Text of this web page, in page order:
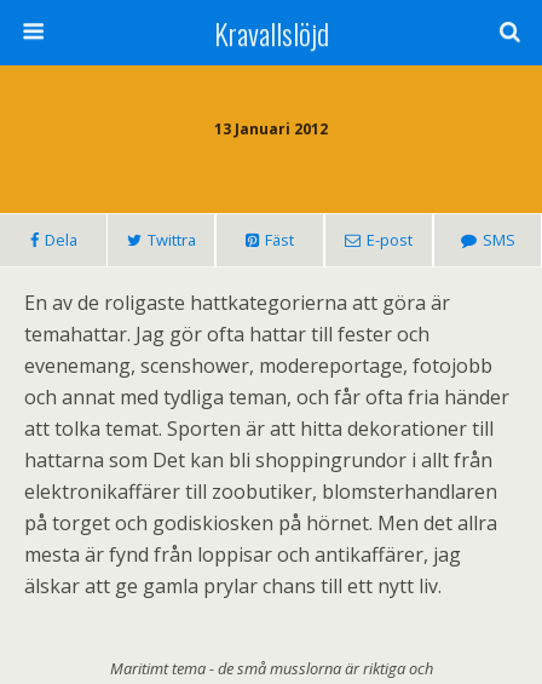
Kravallslöjd
13 Januari 2012
Dela Twittra Fäst E-post SMS
En av de roligaste hattkategorierna att göra är
temahattar. Jag gör ofta hattar till fester och
evenemang, scenshower, modereportage, fotojobb
och annat med tydliga teman, och får ofta fria händer
att tolka temat. Sporten är att hitta dekorationer till
hattarna som Det kan bli shoppingrundor i allt från
elektronikaffärer till zoobutiker, blomsterhandlaren
på torget och godiskiosken på hörnet. Men det allra
mesta är fynd från loppisar och antikaffärer, jag
älskar att ge gamla prylar chans till ett nytt liv.
Maritimt tema - de små musslorna är riktiga och